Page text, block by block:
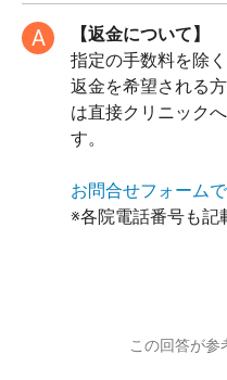
A
【返金について】
指定の手数料を除
返金を希望される
は直接クリニック
す。
お問合せフォーム
※各院電話番号も記
この回答が参